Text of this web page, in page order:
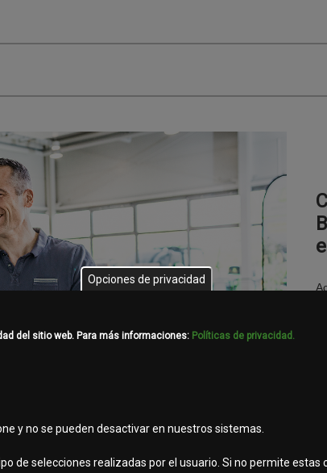
Opciones de privacidad
del sitio web. Para más informaciones: Políticas de privacidad.
y no se pueden desactivar en nuestros sistemas.
de selecciones realizadas por el usuario. Si no permite